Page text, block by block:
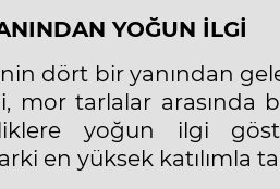
YOĞUN İLGİ
dört bir yanından
mor tarlalar arasında
yoğun ilgi
en yüksek katılımla